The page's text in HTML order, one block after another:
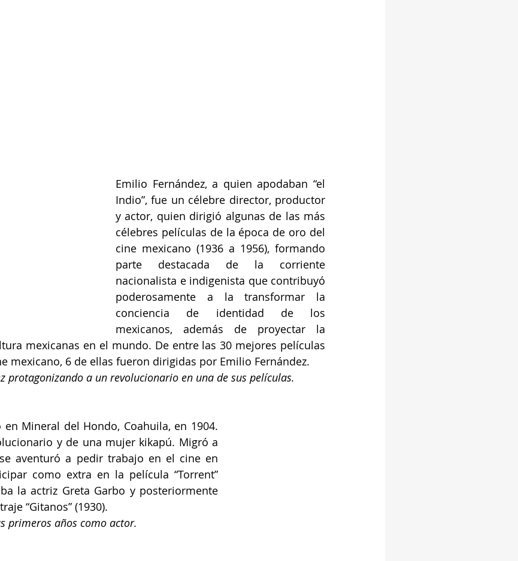
Emilio Fernández, a quien apodaban “el
Indio”, fue un célebre director, productor
y actor, quien dirigió algunas de las más
célebres películas de la época de oro del
cine mexicano (1936 a 1956), formando
parte destacada de la corriente
nacionalista e indigenista que contribuyó
poderosamente a la transformar la
conciencia de identidad de los
mexicanos, además de proyectar la
mexicanas en el mundo. De entre las 30 mejores películas
mexicano, 6 de ellas fueron dirigidas por Emilio Fernández.
protagonizando a un revolucionario en una de sus películas.
en Mineral del Hondo, Coahuila, en 1904.
y de una mujer kikapú. Migró a
aventuró a pedir trabajo en el cine en
como extra en la película “Torrent”
la actriz Greta Garbo y posteriormente
“Gitanos” (1930).
primeros años como actor.